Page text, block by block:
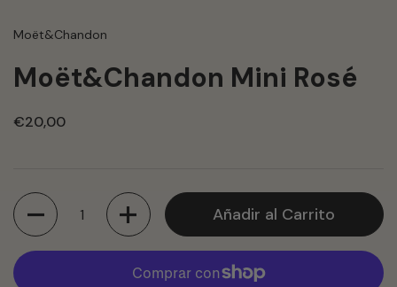
Moët&Chandon
Moët&Chandon Mini Rosé
€20,00
Cantidad
Añadir al Carrito